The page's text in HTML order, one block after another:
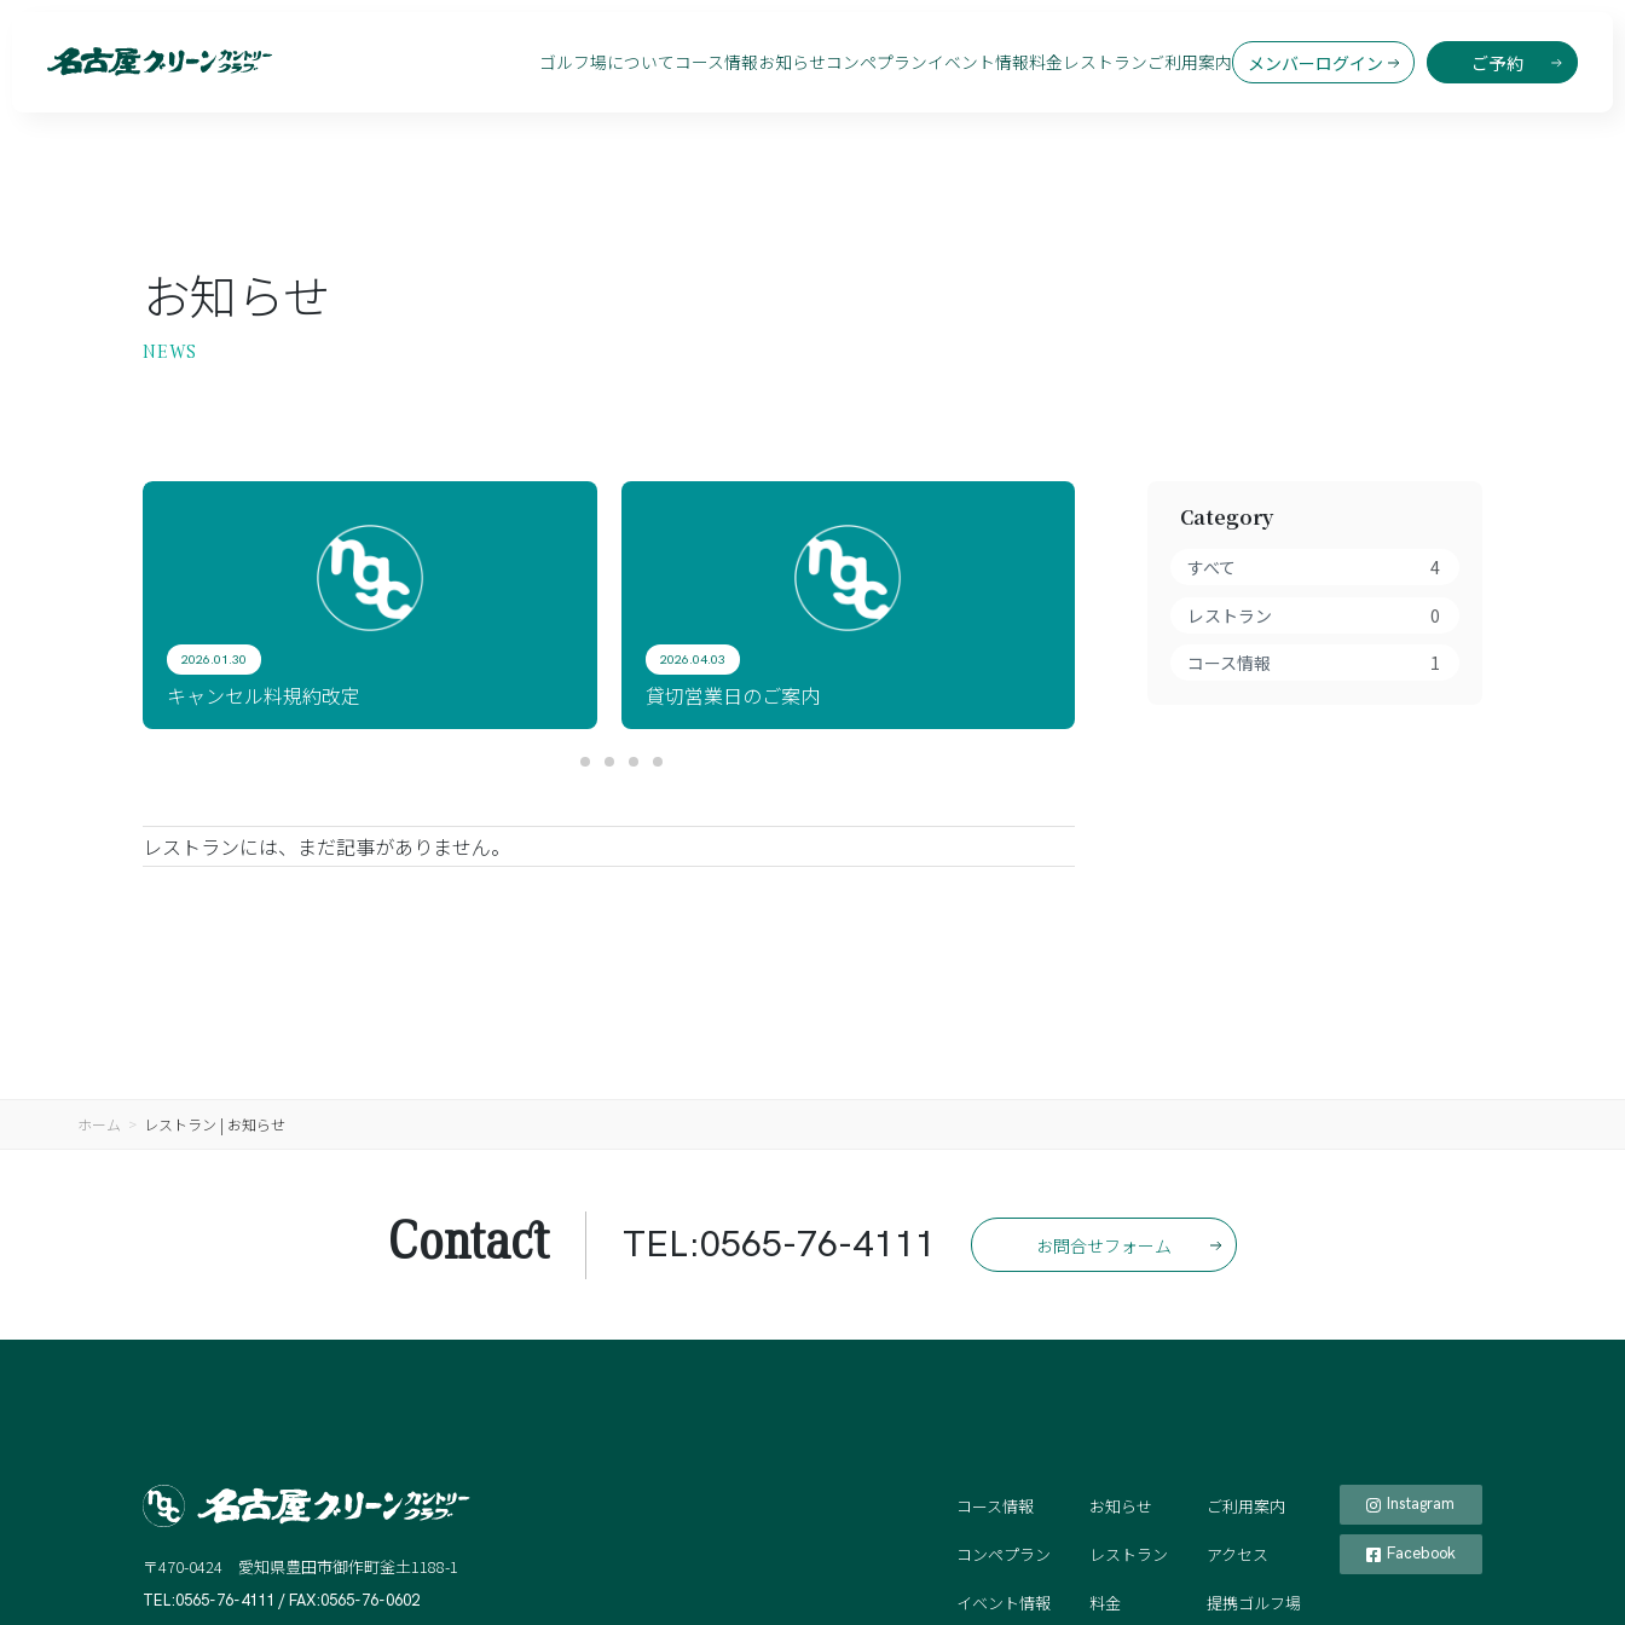
ゴルフ場について コース情報お知らせコンペプランイベント情報料金 レストランご利用案内 メンバーログイン ご予約
お知らせ
NEWS
2026.01.30
キャンセル料規約改定
2026.04.03
貸切営業日のご案内
2026.04.03
レストランには、まだ記事がありません。
Category
すべて
4
レストラン
0
コース情報
1
ホーム レストラン | お知らせ
Contact TEL:0565-76-4111 お問合せフォーム
〒470-0424 愛知県豊田市御作町釜土1188-1
TEL:0565-76-4111 / FAX:0565-76-0602
コース情報
コンペプラン
イベント情報
お知らせ
レストラン
料金
ご利用案内
アクセス
提携ゴルフ場
Instagram
Facebook